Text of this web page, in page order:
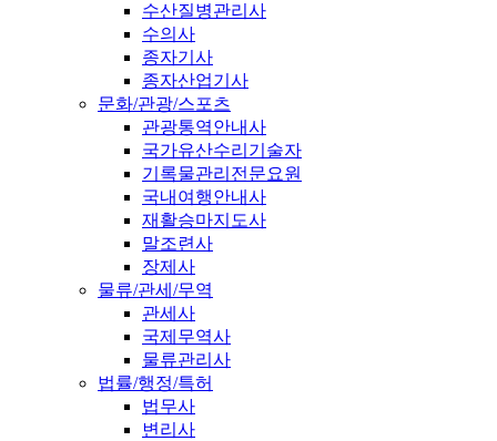
수산질병관리사
수의사
종자기사
종자산업기사
문화/관광/스포츠
관광통역안내사
국가유산수리기술자
기록물관리전문요원
국내여행안내사
재활승마지도사
말조련사
장제사
물류/관세/무역
관세사
국제무역사
물류관리사
법률/행정/특허
법무사
변리사